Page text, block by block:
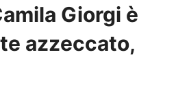
Giorgi è
azzeccato,